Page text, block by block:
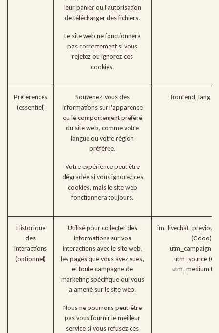
leur panier ou l'autorisation
de télécharger des fichiers.
Le site web ne fonctionnera
pas correctement si vous
rejetez ou ignorez ces
cookies.
Préférences
(essentiel)
Souvenez-vous des
informations sur l'apparence
ou le comportement préféré
du site web, comme votre
langue ou votre région
préférée.
Votre expérience peut être
dégradée si vous ignorez ces
cookies, mais le site web
fonctionnera toujours.
frontend_lang
Historique
des
interactions
(optionnel)
Utilisé pour collecter des
informations sur vos
interactions avec le site web,
les pages que vous avez vues,
et toute campagne de
marketing spécifique qui vous
a amené sur le site web.
Nous ne pourrons peut-être
pas vous fournir le meilleur
service si vous refusez ces
(Odoo)
utm_campaign
utm_source
utm_medium